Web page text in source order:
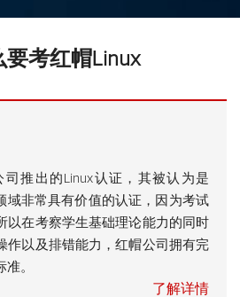
要考红帽Linux
司推出的Linux认证，其被认为是
域非常具有价值的认证，因为考试
以在考察学生基础理论能力的同时
作以及排错能力，红帽公司拥有完
。
了解详情